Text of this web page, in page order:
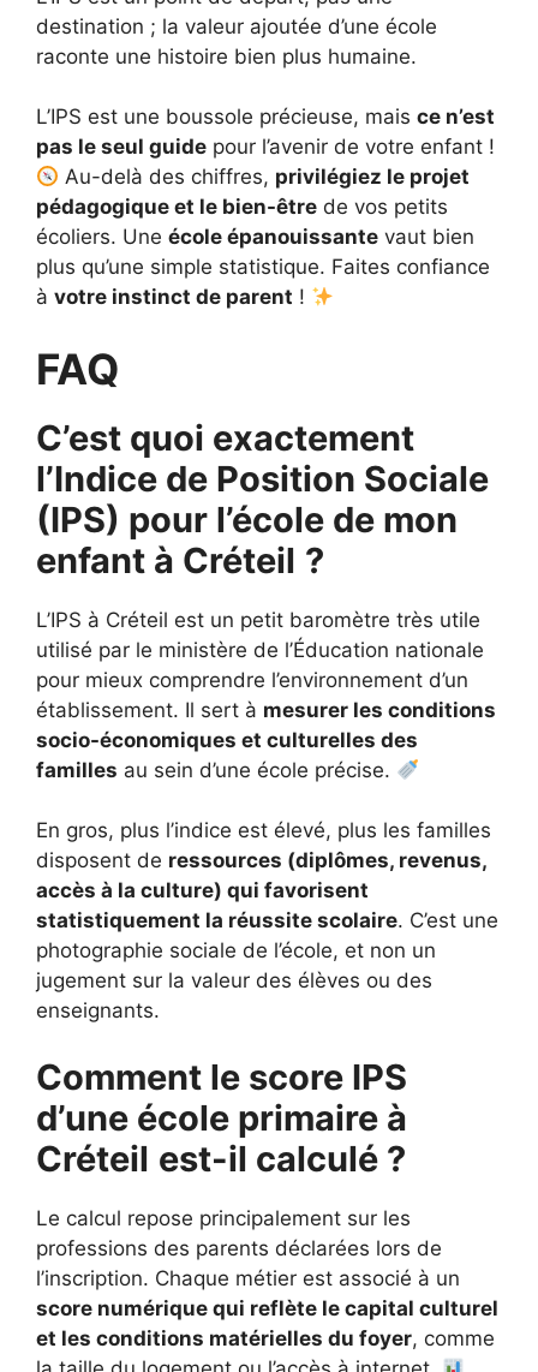
destination ; la valeur ajoutée d’une école
raconte une histoire bien plus humaine.
L’IPS est une boussole précieuse, mais ce n’est
pas le seul guide pour l’avenir de votre enfant !
Au-delà des chiffres, privilégiez le projet
pédagogique et le bien-être de vos petits
écoliers. Une école épanouissante vaut bien
plus qu’une simple statistique. Faites confiance
à votre instinct de parent !
FAQ
C’est quoi exactement
l’Indice de Position Sociale
(IPS) pour l’école de mon
enfant à Créteil ?
L’IPS à Créteil est un petit baromètre très utile
utilisé par le ministère de l’Éducation nationale
pour mieux comprendre l’environnement d’un
établissement. Il sert à mesurer les conditions
socio-économiques et culturelles des
familles au sein d’une école précise.
En gros, plus l’indice est élevé, plus les familles
disposent de ressources (diplômes, revenus,
accès à la culture) qui favorisent
statistiquement la réussite scolaire. C’est une
photographie sociale de l’école, et non un
jugement sur la valeur des élèves ou des
enseignants.
Comment le score IPS
d’une école primaire à
Créteil est-il calculé ?
Le calcul repose principalement sur les
professions des parents déclarées lors de
l’inscription. Chaque métier est associé à un
score numérique qui reflète le capital culturel
et les conditions matérielles du foyer, comme